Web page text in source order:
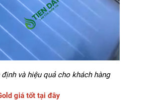
và hiệu quả cho khách hàng
giá tốt tại đây